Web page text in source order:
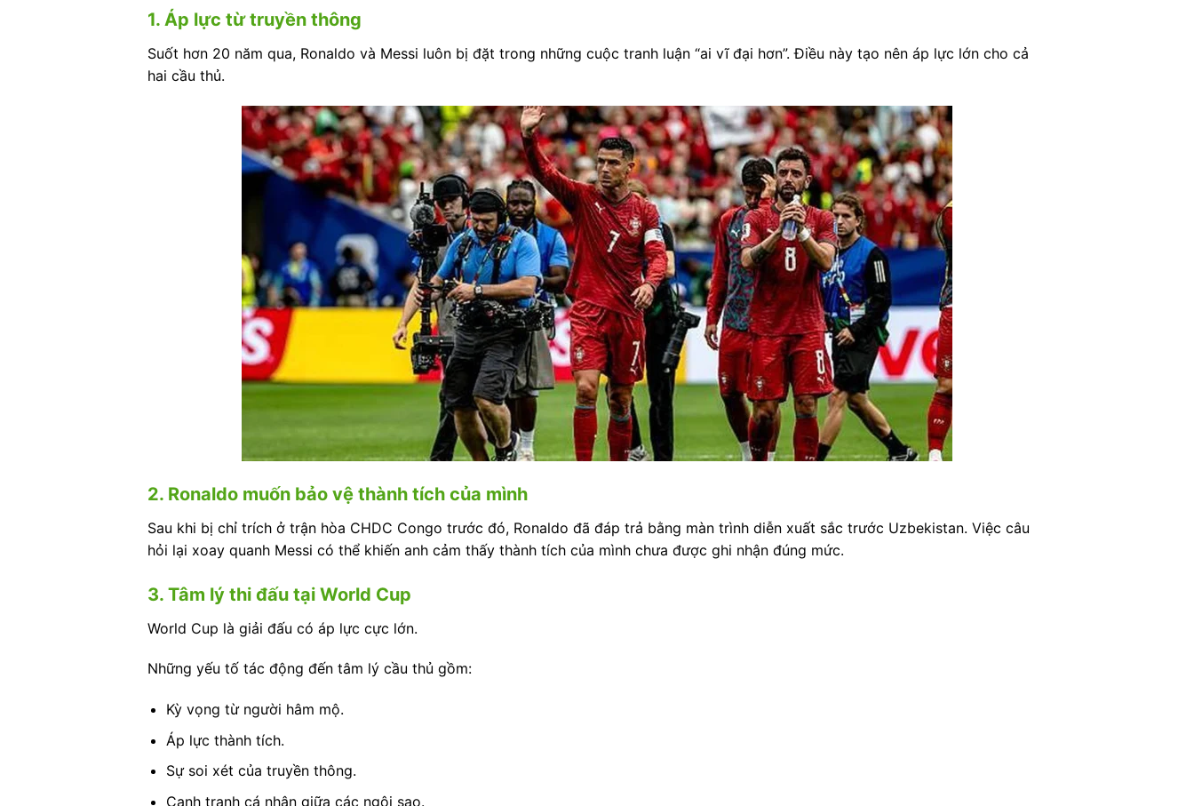
1. Áp lực từ truyền thông
Suốt hơn 20 năm qua, Ronaldo và Messi luôn bị đặt trong những cuộc tranh luận “ai vĩ đại hơn”. Điều này tạo nên áp lực lớn cho cả
hai cầu thủ.
2. Ronaldo muốn bảo vệ thành tích của mình
Sau khi bị chỉ trích ở trận hòa CHDC Congo trước đó, Ronaldo đã đáp trả bằng màn trình diễn xuất sắc trước Uzbekistan. Việc câu
hỏi lại xoay quanh Messi có thể khiến anh cảm thấy thành tích của mình chưa được ghi nhận đúng mức.
3. Tâm lý thi đấu tại World Cup
World Cup là giải đấu có áp lực cực lớn.
Những yếu tố tác động đến tâm lý cầu thủ gồm:
Kỳ vọng từ người hâm mộ.
Áp lực thành tích.
Sự soi xét của truyền thông.
Cạnh tranh cá nhân giữa các ngôi sao.